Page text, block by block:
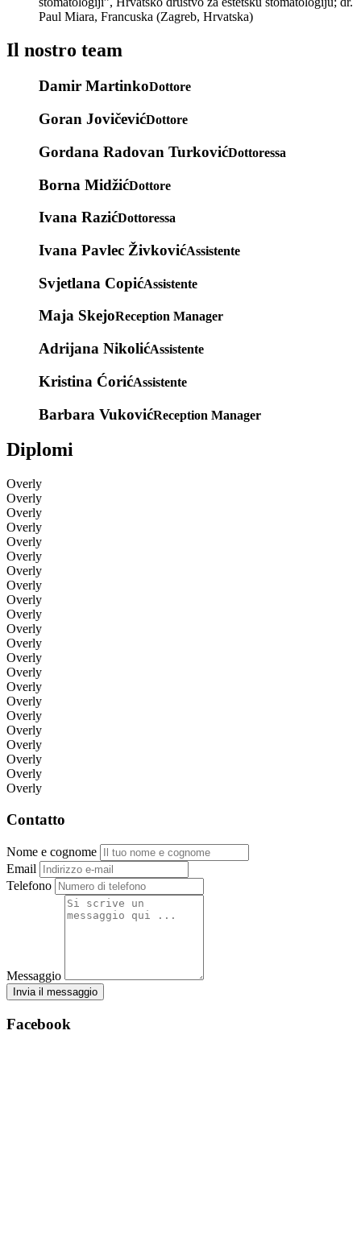
Paul Miara, Francuska (Zagreb, Hrvatska)
Il nostro team
Damir MartinkoDottore
Goran JovičevićDottore
Gordana Radovan TurkovićDottoressa
Borna MidžićDottore
Ivana RazićDottoressa
Ivana Pavlec ŽivkovićAssistente
Svjetlana CopićAssistente
Maja SkejoReception Manager
Adrijana NikolićAssistente
Kristina ĆorićAssistente
Barbara VukovićReception Manager
Diplomi
Overly
Overly
Overly
Overly
Overly
Overly
Overly
Overly
Overly
Overly
Overly
Overly
Overly
Overly
Overly
Overly
Overly
Overly
Overly
Overly
Overly
Overly
Contatto
Nome e cognome
Email
Telefono
Messaggio
Invia il messaggio
Facebook